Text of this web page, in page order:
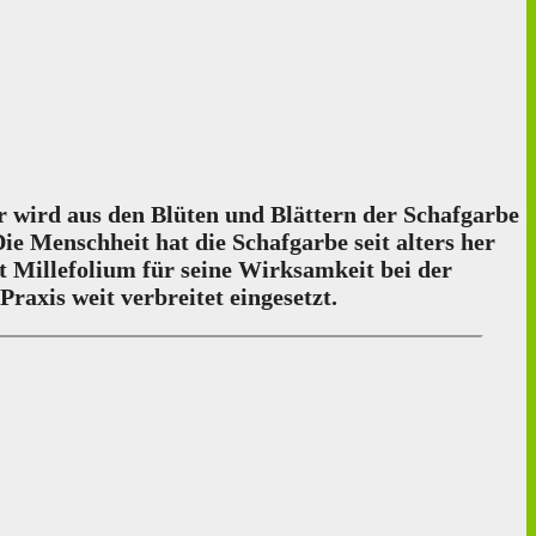
aus den Blüten und Blättern der Schafgarbe
Menschheit hat die Schafgarbe seit alters her
Millefolium für seine Wirksamkeit bei der
weit verbreitet eingesetzt.